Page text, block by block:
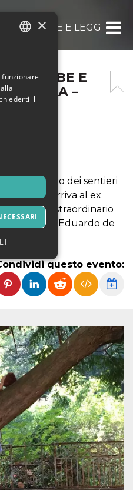
TRA FIABE E
FIABE E
– COPIA –
su uno dei sentieri
A che arriva al ex
con uno straordinario
cari ad Eduardo de
questo evento:
×
il
funzionare
/
Scadenza Descrizione
1 anno
Clearance
Cookie from
CloudFlare
stores the proof
of challenge
passed. It is
used to no
longer issue a
captcha or
jschallenge
challenge if
present. It is
required to
reach origin